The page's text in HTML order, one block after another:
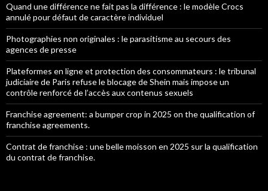
Quand une différence ne fait pas la différence : le modèle Crocs
annulé pour défaut de caractère individuel
Photographies non originales : le parasitisme au secours des
agences de presse
Plateformes en ligne et protection des consommateurs : le tribunal
judiciaire de Paris refuse le blocage de Shein mais impose un
contrôle renforcé de l’accès aux contenus sexuels
Franchise agreement: a bumper crop in 2025 on the qualification of
franchise agreements.
Contrat de franchise : une belle moisson en 2025 sur la qualification
du contrat de franchise.